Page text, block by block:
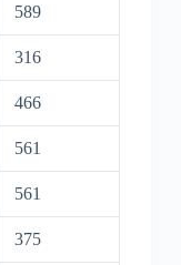
589
316
466
561
561
375